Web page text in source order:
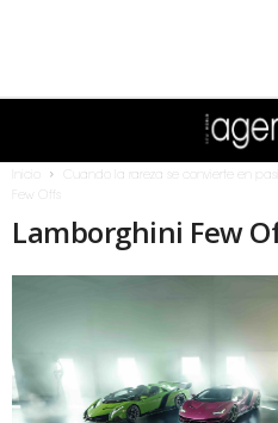
Cuando la rareza se convierte en
Few Offs
Lamborghini Few